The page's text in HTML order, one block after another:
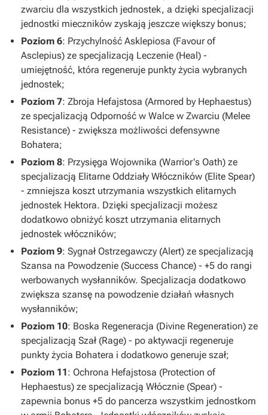
zwarciu dla wszystkich jednostek, a dzięki specjalizacji
jednostki mieczników zyskają jeszcze większy bonus;
Poziom 6: Przychylność Asklepiosa (Favour of
Asclepius) ze specjalizacją Leczenie (Heal) -
umiejętność, która regeneruje punkty życia wybranych
jednostek;
Poziom 7: Zbroja Hefajstosa (Armored by Hephaestus)
ze specjalizacją Odporność w Walce w Zwarciu (Melee
Resistance) - zwiększa możliwości defensywne
Bohatera;
Poziom 8: Przysięga Wojownika (Warrior's Oath) ze
specjalizacją Elitarne Oddziały Włóczników (Elite Spear)
- zmniejsza koszt utrzymania wszystkich elitarnych
jednostek Hektora. Dzięki specjalizacji możesz
dodatkowo obniżyć koszt utrzymania elitarnych
jednostek włóczników;
Poziom 9: Sygnał Ostrzegawczy (Alert) ze specjalizacją
Szansa na Powodzenie (Success Chance) - +5 do rangi
werbowanych wysłanników. Specjalizacja dodatkowo
zwiększa szansę na powodzenie działań własnych
wysłanników;
Poziom 10: Boska Regeneracja (Divine Regeneration) ze
specjalizacją Szał (Rage) - po aktywacji regeneruje
punkty życia Bohatera i dodatkowo generuje szał;
Poziom 11: Ochrona Hefajstosa (Protection of
Hephaestus) ze specjalizacją Włócznie (Spear) -
zapewnia bonus +5 do pancerza wszystkim jednostkom